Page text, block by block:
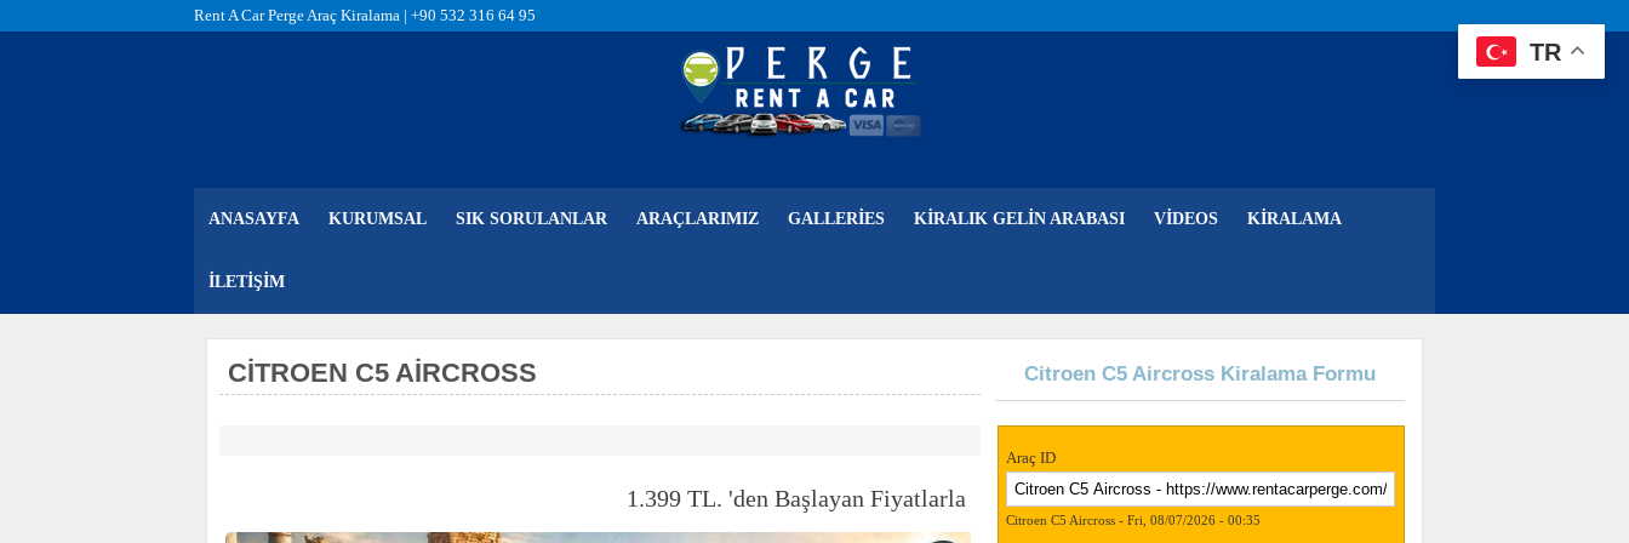
Rent A Car Perge Araç Kiralama | +90 532 316 64 95
ANASAYFA KURUMSAL SIK SORULANLAR ARAÇLARIMIZ GALLERIES KIRALIK GELIN ARABASI VIDEOS KIRALAMA
İLETIŞIM
CITROEN C5 AIRCROSS
1.399 TL. 'den Başlayan Fiyatlarla
TR
Citroen C5 Aircross Kiralama Formu
Araç ID
Citroen C5 Aircross - Fri, 08/07/2026 - 00:35